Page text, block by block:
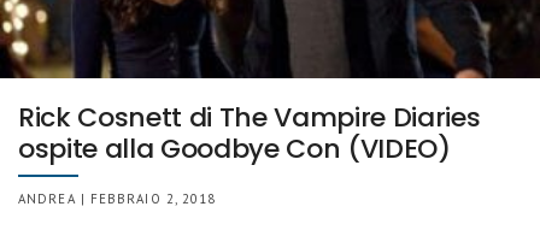
Rick Cosnett di The Vampire Diaries
ospite alla Goodbye Con (VIDEO)
ANDREA | FEBBRAIO 2, 2018